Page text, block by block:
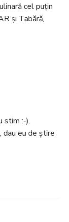
cel puţin
şi Tabără,
stim :-).
dau eu de ştire